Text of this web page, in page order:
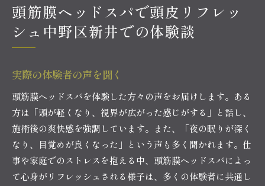
頭筋膜ヘッドスパで頭皮リフレッ
シュ中野区新井での体験談
実際の体験者の声を聞く
頭筋膜ヘッドスパを体験した方々の声をお届けします。ある
方は「頭が軽くなり、視界が広がった感じがする」と話し、
施術後の爽快感を強調しています。また、「夜の眠りが深く
なり、目覚めが良くなった」という声も多く聞かれます。仕
事や家庭でのストレスを抱える中、頭筋膜ヘッドスパによっ
て心身がリフレッシュされる様子は、多くの体験者に共通し